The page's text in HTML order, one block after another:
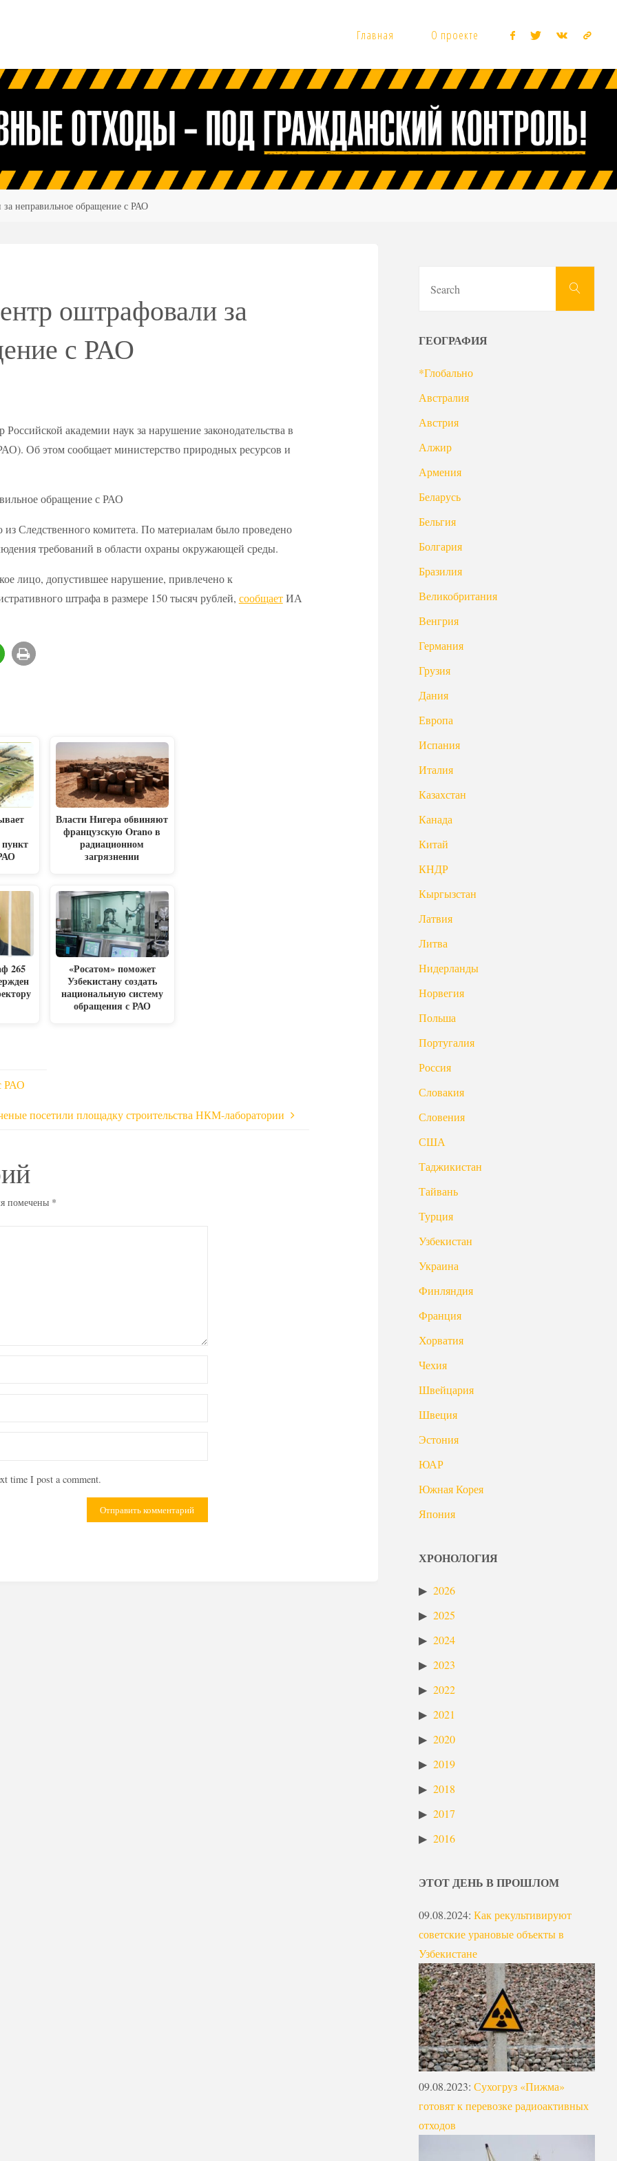
Главная О проекте
неправильное обращение с РАО
оштрафовали за
с РАО
академии наук за нарушение законодательства в
Об этом сообщает министерство природных ресурсов и
Следственного комитета. По материалам было проведено
требований в области охраны окружающей среды.
лицо, допустившее нарушение, привлечено к
штрафа в размере 150 тысяч рублей, сообщаетИА
265
Власти Нигера обвиняют
французскую Orano в
радиационном
загрязнении
«Росатом» поможет
Узбекистану создать
национальную систему
обращения с РАО
РАО
посетили площадку строительства НКМ-лаборатории
помечены *
time I post a comment.
Search
ГЕОГРАФИЯ
*Глобально
Австралия
Австрия
Алжир
Армения
Беларусь
Бельгия
Болгария
Бразилия
Великобритания
Венгрия
Германия
Грузия
Дания
Европа
Испания
Италия
Казахстан
Канада
Китай
КНДР
Кыргызстан
Латвия
Литва
Нидерланды
Норвегия
Польша
Португалия
Россия
Словакия
Словения
США
Таджикистан
Тайвань
Турция
Узбекистан
Украина
Финляндия
Франция
Хорватия
Чехия
Швейцария
Швеция
Эстония
ЮАР
Южная Корея
Япония
ХРОНОЛОГИЯ
2026
2025
2024
2023
2022
2021
2020
2019
2018
2017
2016
ЭТОТ ДЕНЬ В ПРОШЛОМ
09.08.2024: Как рекультивируют
советские урановые объекты в
Узбекистане
09.08.2023: Сухогруз «Пижма»
готовят к перевозке радиоактивных
отходов